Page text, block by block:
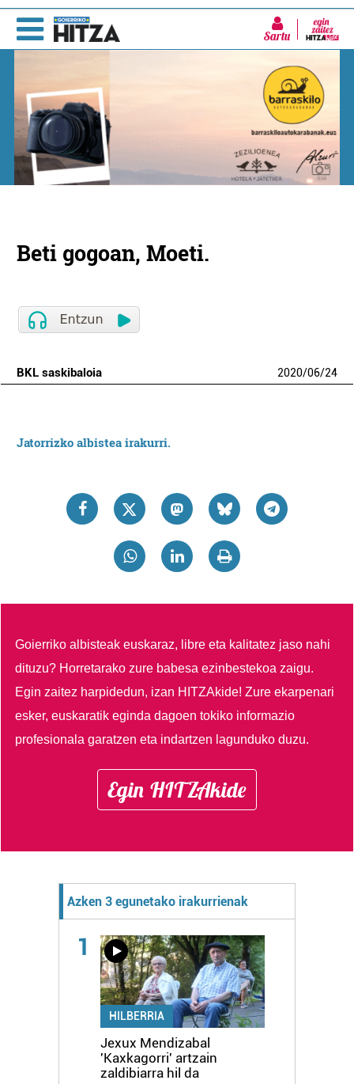
Sartu
Beti gogoan, Moeti.
BKL saskibaloia 2020/06/24
Jatorrizko albistea irakurri.
Goierriko albisteak euskaraz, libre eta kalitatez jaso nahi
dituzu? Horretarako zure babesa ezinbestekoa zaigu.
Egin zaitez harpidedun, izan HITZAkide!Zure ekarpenari
esker, euskaratik eginda dagoen tokiko informazio
profesionala garatzen eta indartzen lagunduko duzu.
Egin HITZAkide
Azken 3 egunetako irakurrienak
1
HILBERRIA
Jexux Mendizabal
'Kaxkagorri' artzain
zaldibiarra hil da